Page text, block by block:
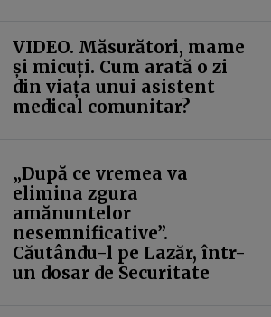
VIDEO. Măsurători, mame
și micuți. Cum arată o zi
din viața unui asistent
medical comunitar?
„După ce vremea va
elimina zgura
amănuntelor
nesemnificative”.
Căutându-l pe Lazăr, într-
un dosar de Securitate